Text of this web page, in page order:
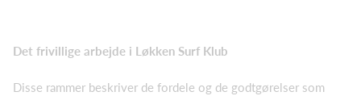
Det frivillige arbejde i Løkken Surf Klub
Disse rammer beskriver de fordele og de godtgørelser som